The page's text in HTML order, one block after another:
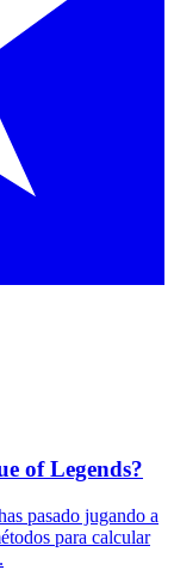
of Legends?
pasado jugando a
para calcular